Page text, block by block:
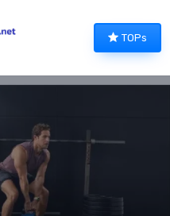
TOPs